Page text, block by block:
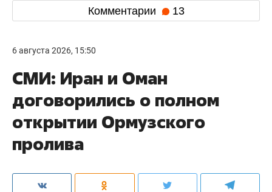
Комментарии 13
6 августа 2026, 15:50
СМИ: Иран и Оман
договорились о полном
открытии Ормузского
пролива